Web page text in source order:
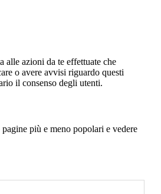
alle azioni da te effettuate che
o avere avvisi riguardo questi
il consenso degli utenti.
più e meno popolari e vedere